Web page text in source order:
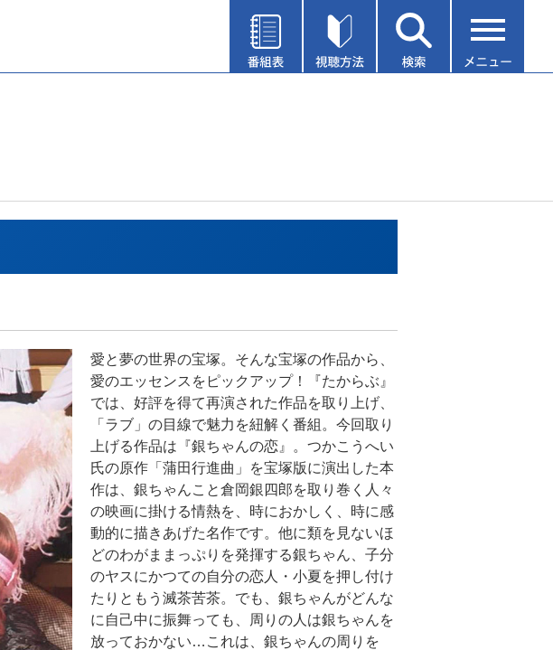
愛と夢の世界の宝塚。そんな宝塚の作品から、
愛のエッセンスをピックアップ！『たからぶ』
では、好評を得て再演された作品を取り上げ、
「ラブ」の目線で魅力を紐解く番組。今回取り
上げる作品は『銀ちゃんの恋』。つかこうへい
氏の原作「蒲田行進曲」を宝塚版に演出した本
作は、銀ちゃんこと倉岡銀四郎を取り巻く人々
の映画に掛ける情熱を、時におかしく、時に感
動的に描きあげた名作です。他に類を見ないほ
どのわがままっぷりを発揮する銀ちゃん、子分
のヤスにかつての自分の恋人・小夏を押し付け
たりともう滅茶苦茶。でも、銀ちゃんがどんな
に自己中に振舞っても、周りの人は銀ちゃんを
放っておかない…これは、銀ちゃんの周りを